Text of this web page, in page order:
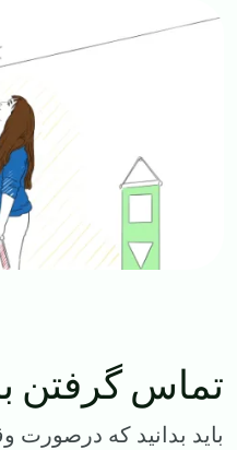
Image
تماس گرفتن با
باید بدانید که درصورت